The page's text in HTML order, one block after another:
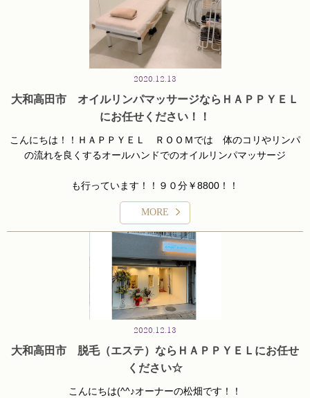
2020.12.13
大和高田市 オイルリンパマッサージならＨＡＰＰＹＥＬ
にお任せください！！
こんにちは！！ＨＡＰＰＹＥＬ ＲＯＯＭでは 体のコリやリンパ
の流れを良くするオールハンドでのオイルリンパマッサージ
も行っています！！９０分￥8800！！
ベテランのスタッフがお客様のボディメンテナンスを心を込めて癒
させていただきます！！
Ｈｏｔ Ｐｅｐｐｅｒｂｅａｕｔｙ
お電話にておまちしています！！
電話番号は 050-1476-5263
MORE
2020.12.13
大和高田市 脱毛（エステ）ならＨＡＰＰＹＥＬにお任せ
ください☆
こんにちは(^^♪オーナーの松畑です！！